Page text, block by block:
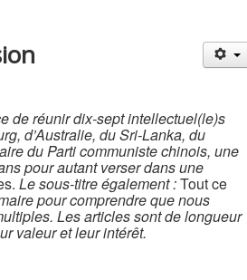
de réunir dix-sept intellectuel(le)s
d’Australie, du Sri-Lanka, du
du Parti communiste chinois, une
pour autant verser dans une
Le sous-titre également :Tout ce
pour comprendre que nous
Les articles sont de longueur
valeur et leur intérêt.